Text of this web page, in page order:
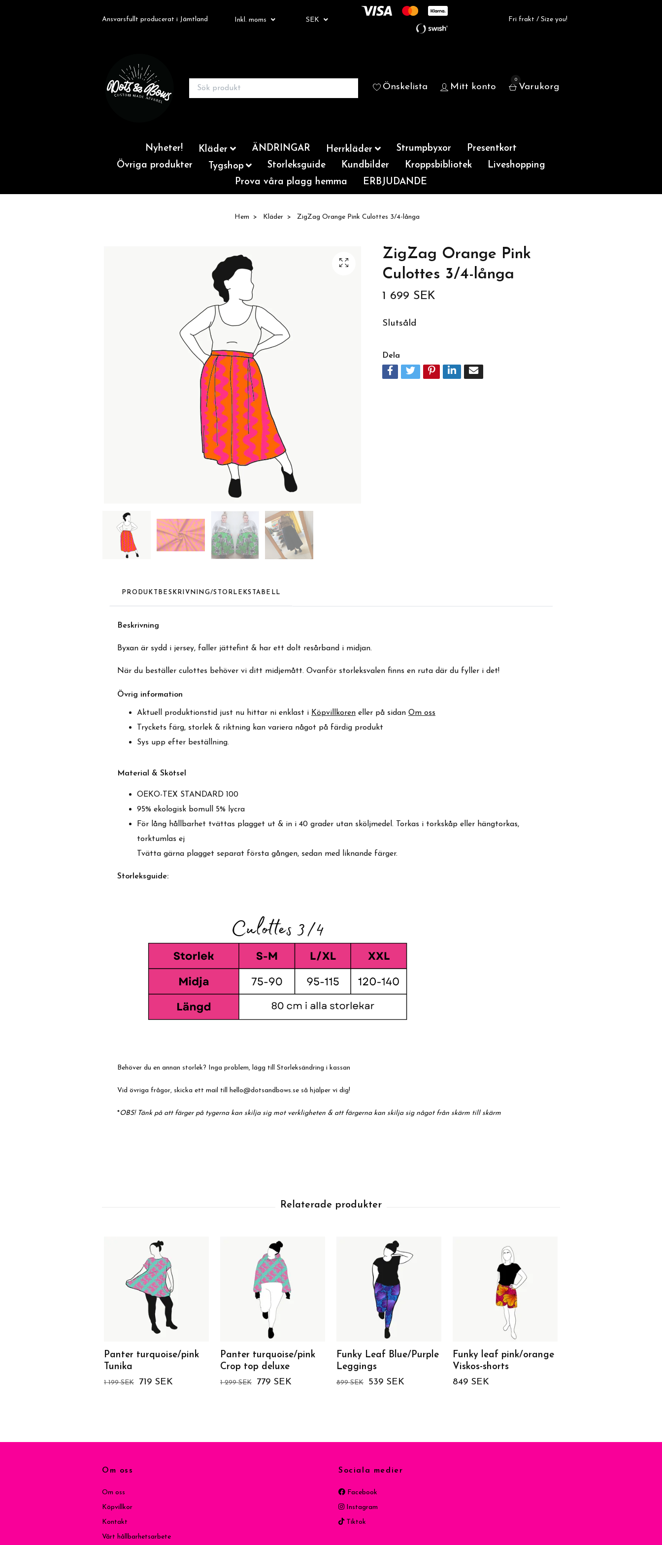
Ansvarsfullt producerat i Jämtland Inkl. moms SEK Fri frakt / Size you!
Önskelista Mitt konto
0
Varukorg
Nyheter! Kläder ÄNDRINGAR Herrkläder Strumpbyxor
Presentkort
Övriga produkter
Tygshop Storleksguide Kundbilder Kroppsbibliotek
Liveshopping
Prova våra plagg hemma
ERBJUDANDE
Hem Kläder ZigZag Orange Pink Culottes 3/4-långa
ZigZag Orange Pink
Culottes 3/4-långa
1 699 SEK
Slutsåld
Dela
PRODUKTBESKRIVNING/STORLEKSTABELL
Beskrivning
Byxan är sydd i jersey, faller jättefint & har ett dolt resårband i midjan.
När du beställer culottes behöver vi ditt midjemått. Ovanför storleksvalen finns en ruta där du fyller i det!
Övrig information
Aktuell produktionstid just nu hittar ni enklast i Köpvillkoren eller på sidan Om oss
Tryckets färg, storlek & riktning kan variera något på färdig produkt
Sys upp efter beställning.
Material & Skötsel
OEKO-TEX STANDARD 100
95% ekologisk bomull 5% lycra
För lång hållbarhet tvättas plagget ut & in i 40 grader utan sköljmedel. Torkas i torkskåp eller hängtorkas,
torktumlas ej
Tvätta gärna plagget separat första gången, sedan med liknande färger.
Storleksguide:
Behöver du en annan storlek? Inga problem, lägg till Storleksändring i kassan
Vid övriga frågor, skicka ett mail till hello@dotsandbows.se så hjälper vi dig!
*OBS! Tänk på att färger på tygerna kan skilja sig mot verkligheten & att färgerna kan skilja sig något från skärm till skärm
Panter turquoise/pink
Tunika
1 199 SEK 719 SEK
Panter turquoise/pink
Crop top deluxe
1 299 SEK 779 SEK
Funky Leaf Blue/Purple
Leggings
899 SEK 539 SEK
Funky leaf pink/orange
Viskos-shorts
849 SEK
Om oss
Om oss
Köpvillkor
Kontakt
Vårt hållbarhetsarbete
Sociala medier
Facebook
Instagram
Tiktok